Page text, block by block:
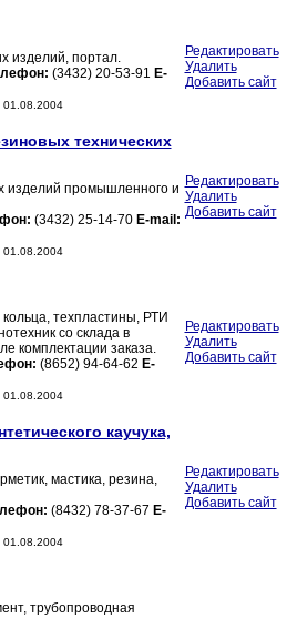
изделий, портал.
(3432) 20-53-91 E-
01.08.2004
Редактировать
Удалить
Добавить сайт
технических
изделий промышленного и
(3432) 25-14-70 E-mail:
01.08.2004
Редактировать
Удалить
Добавить сайт
техпластины, РТИ
со склада в
комплектации заказа.
(8652) 94-64-62 E-
01.08.2004
Редактировать
Удалить
Добавить сайт
каучука,
мастика, резина,
(8432) 78-37-67 E-
01.08.2004
Редактировать
Удалить
Добавить сайт
трубопроводная